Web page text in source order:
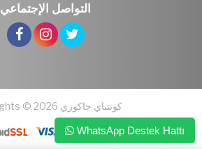
التواصل الإجتماعي
Copyrights © 2026 كونتباي جاكوزي
WhatsApp Destek Hattı